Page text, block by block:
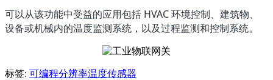
可以从该功能中受益的应用包括 HVAC 环境控制、建筑物、
设备或机械内的温度监测系统，以及过程监测和控制系统。
标签: 可编程分辨率温度传感器